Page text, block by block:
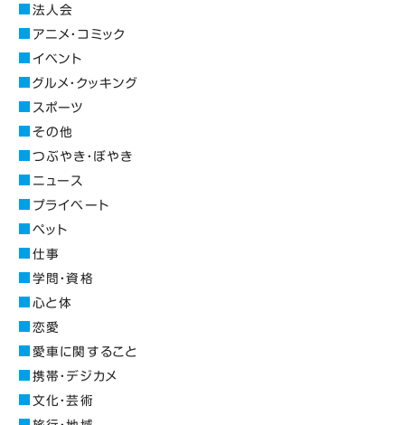
法人会
アニメ・コミック
イベント
グルメ・クッキング
スポーツ
その他
つぶやき・ぼやき
ニュース
プライベート
ペット
仕事
学問・資格
心と体
恋愛
愛車に関すること
携帯・デジカメ
文化・芸術